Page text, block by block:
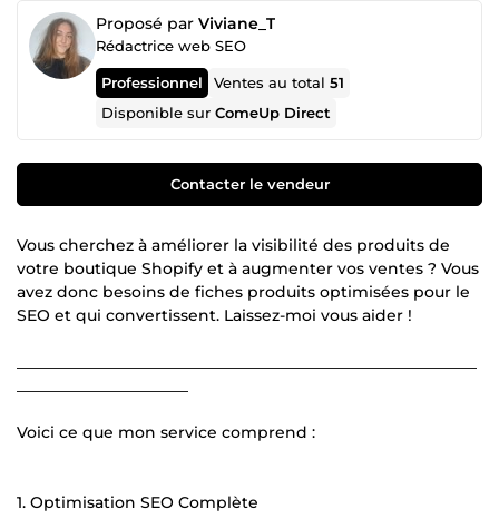
Proposé par Viviane_T
Rédactrice web SEO
Professionnel Ventes au total51
Disponible surComeUp Direct
Contacter le vendeur
Vous cherchez à améliorer la visibilité des produits de
votre boutique Shopify et à augmenter vos ventes ? Vous
avez donc besoins de fiches produits optimisées pour le
SEO et qui convertissent. Laissez-moi vous aider !
Voici ce que mon service comprend :
1. Optimisation SEO Complète